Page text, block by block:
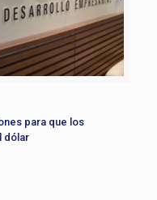
para que los
dólar